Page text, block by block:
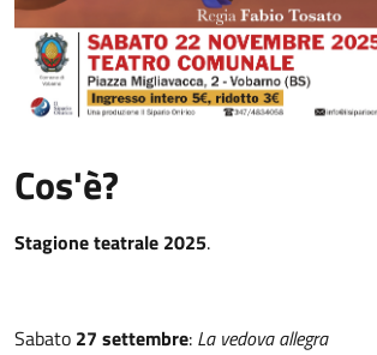
Cos'è?
Stagione teatrale 2025.
Sabato 27 settembre: La vedova allegra